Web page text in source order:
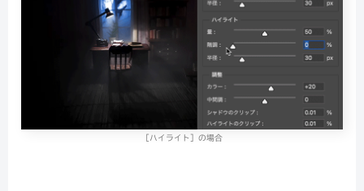
［ハイライト］の場合